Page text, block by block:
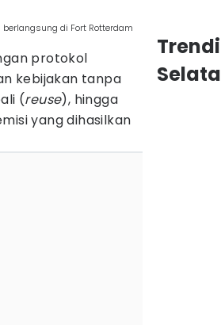
di Fort Rotterdam
protokol
kebijakan tanpa
(reuse), hingga
yang dihasilkan